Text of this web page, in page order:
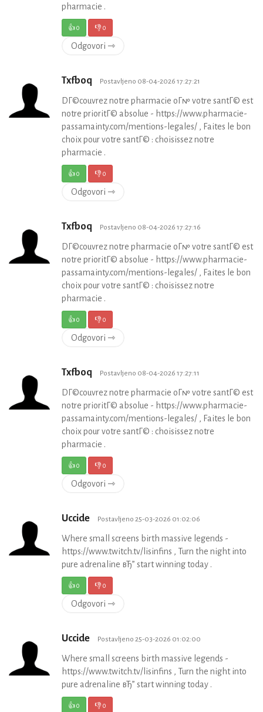
pharmacie .
👍0 👎0
Odgovori ⇾
Txfboq Postavljeno 08-04-2026 17:27:21
DГ©couvrez notre pharmacie oГ№ votre santГ© est
notre prioritГ© absolue - https://www.pharmacie-
passamainty.com/mentions-legales/ , Faites le bon
choix pour votre santГ© : choisissez notre
pharmacie .
👍0 👎0
Odgovori ⇾
Txfboq Postavljeno 08-04-2026 17:27:16
DГ©couvrez notre pharmacie oГ№ votre santГ© est
notre prioritГ© absolue - https://www.pharmacie-
passamainty.com/mentions-legales/ , Faites le bon
choix pour votre santГ© : choisissez notre
pharmacie .
👍0 👎0
Odgovori ⇾
Txfboq Postavljeno 08-04-2026 17:27:11
DГ©couvrez notre pharmacie oГ№ votre santГ© est
notre prioritГ© absolue - https://www.pharmacie-
passamainty.com/mentions-legales/ , Faites le bon
choix pour votre santГ© : choisissez notre
pharmacie .
👍0 👎0
Odgovori ⇾
Uccide Postavljeno 25-03-2026 01:02:06
Where small screens birth massive legends -
https://www.twitch.tv/lisinfins , Turn the night into
pure adrenaline вЂ” start winning today .
👍0 👎0
Odgovori ⇾
Uccide Postavljeno 25-03-2026 01:02:00
Where small screens birth massive legends -
https://www.twitch.tv/lisinfins , Turn the night into
pure adrenaline вЂ” start winning today .
👍0 👎0